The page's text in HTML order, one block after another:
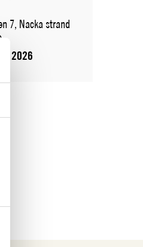
7, Nacka strand
2026